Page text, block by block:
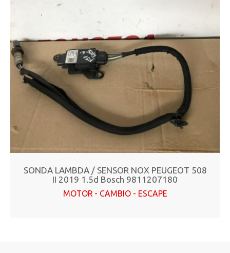
SONDA LAMBDA / SENSOR NOX PEUGEOT 508
II 2019 1.5d Bosch 9811207180
MOTOR - CAMBIO - ESCAPE